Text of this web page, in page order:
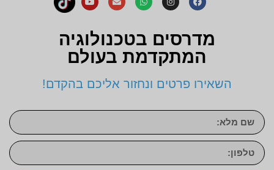
מדרסים בטכנולוגיה
המתקדמת בעולם
השאירו פרטים ונחזור אליכם בהקדם!